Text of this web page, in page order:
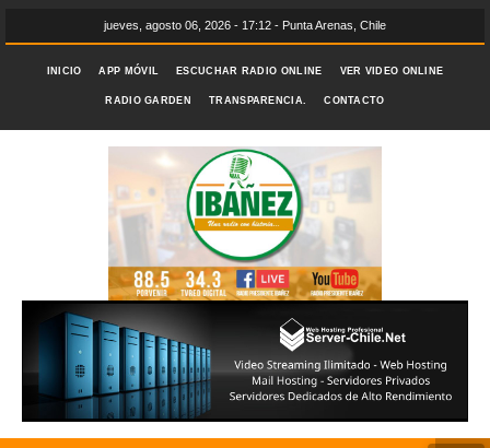
jueves, agosto 06, 2026 - 17:12 - Punta Arenas, Chile
INICIO APP MÓVIL ESCUCHAR RADIO ONLINE VER VIDEO ONLINE
RADIO GARDEN TRANSPARENCIA. CONTACTO